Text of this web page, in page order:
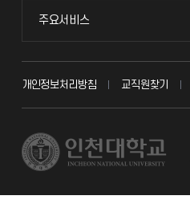
주요서비스
주요서비스
교무회의방송
시설예약
개인정보처리방침 교직원찾기